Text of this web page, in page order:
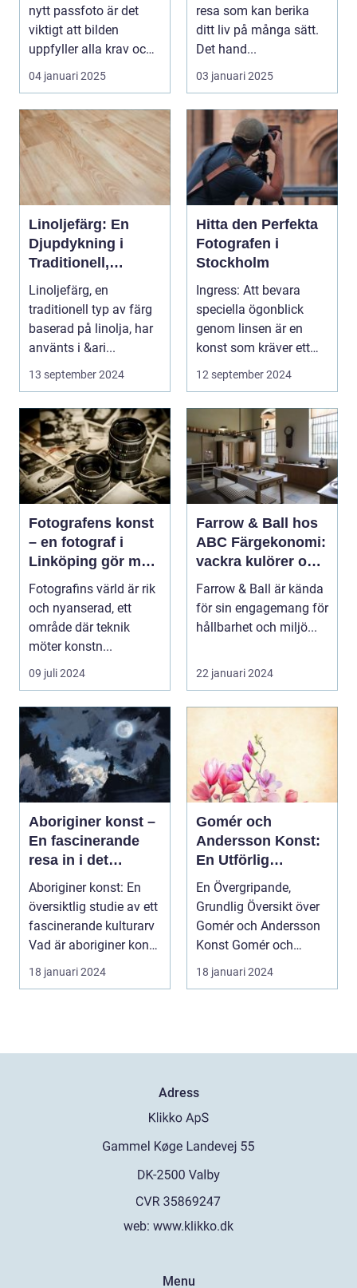
nytt passfoto är det
viktigt att bilden
uppfyller alla krav och
s...
04 januari 2025
resa som kan berika
ditt liv på många sätt.
Det hand...
03 januari 2025
Linoljefärg: En
Djupdykning i
Traditionell,
Naturlig och
Hållbar Målarfärg
Linoljefärg, en
traditionell typ av färg
baserad på linolja, har
använts i &ari...
13 september 2024
Hitta den Perfekta
Fotografen i
Stockholm
Ingress: Att bevara
speciella ögonblick
genom linsen är en
konst som kräver ett
tr&au...
12 september 2024
Fotografens konst
– en fotograf i
Linköping gör mer
än att bara trycka
på en knapp
Fotografins värld är rik
och nyanserad, ett
område där teknik
möter konstn...
09 juli 2024
Farrow & Ball hos
ABC Färgekonomi:
vackra kulörer och
miljömedvetenhet
Farrow & Ball är kända
för sin engagemang för
hållbarhet och miljö...
22 januari 2024
Aboriginer konst –
En fascinerande
resa in i det
australiska
aboriginska
kulturarvet
Aboriginer konst: En
översiktlig studie av ett
fascinerande kulturarv
Vad är aboriginer konst
och ...
18 januari 2024
Gomér och
Andersson Konst:
En Utförlig
Översikt och
Historisk
Genomgång
En Övergripande,
Grundlig Översikt över
Gomér och Andersson
Konst Gomér och
Andersson Konst är ett
18 januari 2024
Adress
web: www.klikko.dk
Menu